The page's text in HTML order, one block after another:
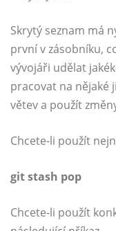
Skrytý seznam má
první v zásobníku,
vývojáři udělat
pracovat na nějaké
větev a použít
Chcete-li použít
git stash pop
Chcete-li použít